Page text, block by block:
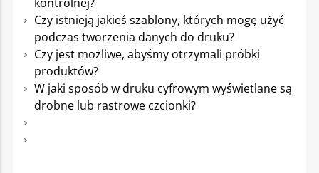
Czy istnieją jakieś szablony, których mogę użyć
podczas tworzenia danych do druku?
Czy jest możliwe, abyśmy otrzymali próbki
produktów?
W jaki sposób w druku cyfrowym wyświetlane są
drobne lub rastrowe czcionki?